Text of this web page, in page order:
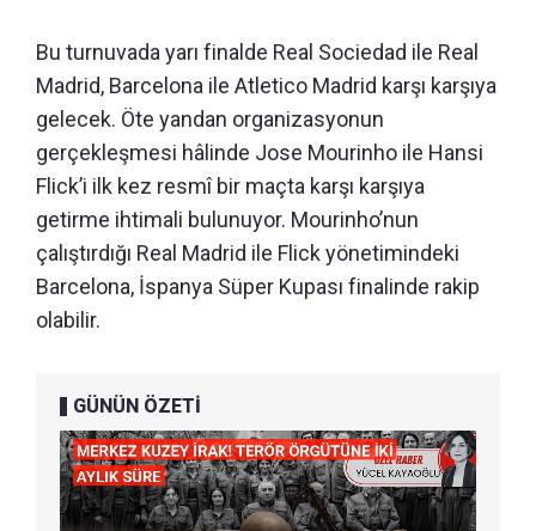
Bu turnuvada yarı finalde Real Sociedad ile Real
Madrid, Barcelona ile Atletico Madrid karşı karşıya
gelecek. Öte yandan organizasyonun
gerçekleşmesi hâlinde Jose Mourinho ile Hansi
Flick’i ilk kez resmî bir maçta karşı karşıya
getirme ihtimali bulunuyor. Mourinho’nun
çalıştırdığı Real Madrid ile Flick yönetimindeki
Barcelona, İspanya Süper Kupası finalinde rakip
olabilir.
GÜNÜN ÖZETİ